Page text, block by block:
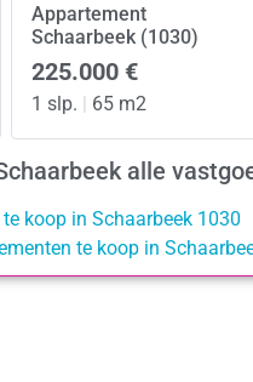
Appartement
Schaarbeek (1030)
225.000 €
1 slp. | 65 m2
alle
koop in Schaarbeek 1030
te koop in